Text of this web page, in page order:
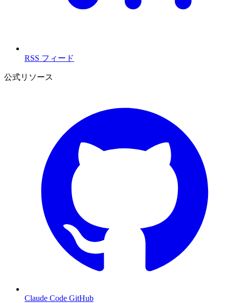
RSS フィード
公式リソース
Claude Code GitHub